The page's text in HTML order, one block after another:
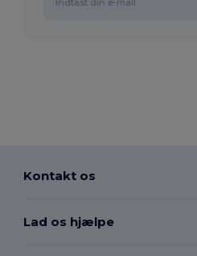
Kontakt os
Lad os hjælpe